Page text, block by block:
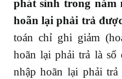
phát sinh trong năm
hoãn lại phải trả
toán chỉ ghi giảm
hoãn lại phải trả là số
nhập hoãn lại phải